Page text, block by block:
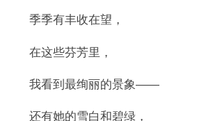
季季有丰收在望，
在这些芬芳里，
我看到最绚丽的景象——
还有她的雪白和碧绿，